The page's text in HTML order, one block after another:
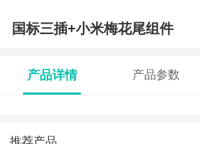
国标三插+小米梅花尾组件
产品详情 产品参数